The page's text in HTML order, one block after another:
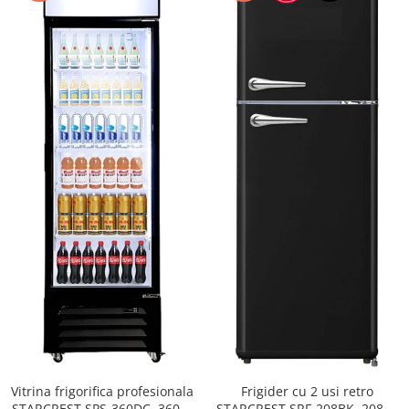
Vitrina frigorifica profesionala
Frigider cu 2 usi retro